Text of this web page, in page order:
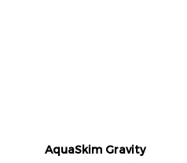
AquaSkim Gravity